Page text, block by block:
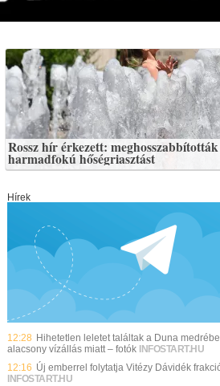
Rossz hír érkezett:
harmadfokú hőségriasztást
Hírek
12:28 Hihetetlen leletet találtak a Duna
alacsony vízállás miatt – fotók INFOSTART.HU
12:16 Új emberrel folytatja Vitézy Dávidék
INFOSTART.HU